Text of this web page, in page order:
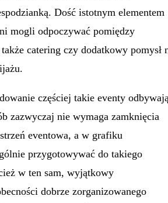
Dość istotnym elementem
mogli odpoczywać pomiędzy
catering czy dodatkowy pomysł
częściej takie eventy
zazwyczaj nie wymaga zamknięcia
eventowa, a w grafiku
przygotowywać do takiego
w ten sam, wyjątkowy
dobrze zorganizowanego